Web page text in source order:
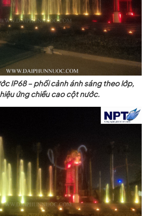
IP68 – phối cảnh ánh sáng theo lớp,
ứng chiều cao cột nước.